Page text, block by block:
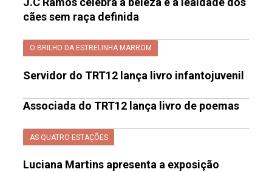
cães sem raça definida
O BRILHO DA ESTRELINHA MARROM
Servidor do TRT12 lança livro infantojuvenil
Associada do TRT12 lança livro de poemas
AS QUATRO ESTAÇÕES
Luciana Martins apresenta a exposição